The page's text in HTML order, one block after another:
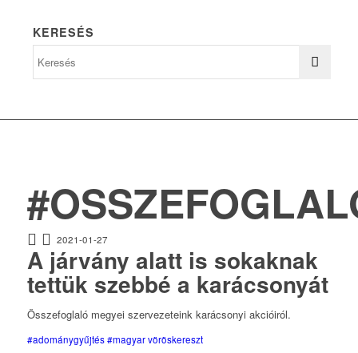
KERESÉS
2021-01-27
A járvány alatt is sokaknak
tettük szebbé a karácsonyát
Összefoglaló megyei szervezeteink karácsonyi akcióiról.
#adománygyűjtés #magyar vöröskereszt